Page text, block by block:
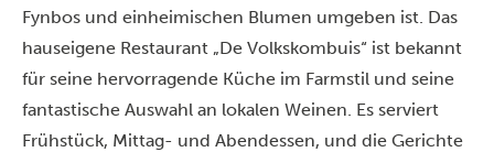
Fynbos und einheimischen Blumen umgeben ist. Das
hauseigene Restaurant „De Volkskombuis“ ist bekannt
für seine hervorragende Küche im Farmstil und seine
fantastische Auswahl an lokalen Weinen. Es serviert
Frühstück, Mittag- und Abendessen, und die Gerichte